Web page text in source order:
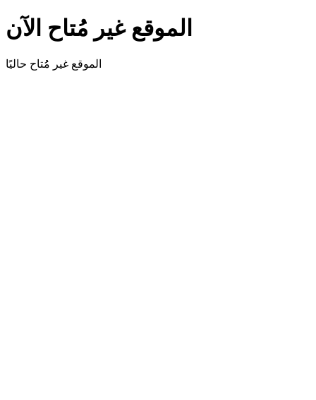
الموقع غير مُتاح الآن
الموقع غير مُُتاح حاليًا